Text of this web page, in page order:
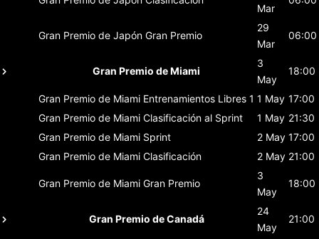
Mar
Gran Premio de Japón Gran Premio
29
Mar
06:00
Gran Premio de Miami
3
May
18:00
Gran Premio de Miami Entrenamientos Libres 1 1 May 17:00
Gran Premio de Miami Clasificación al Sprint 1 May 21:30
Gran Premio de Miami Sprint 2 May 17:00
Gran Premio de Miami Clasificación 2 May 21:00
Gran Premio de Miami Gran Premio
3
May
18:00
Gran Premio de Canadá
24
May
21:00